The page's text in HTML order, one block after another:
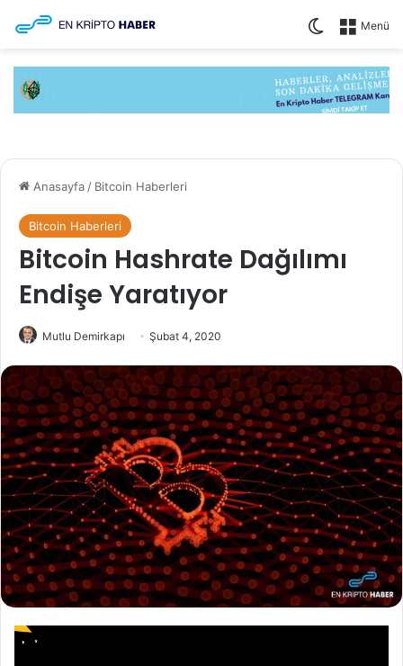
Menü
Dış
Anasayfa / Bitcoin Haberleri
Bitcoin Haberleri
Bitcoin Hashrate Dağılımı
Endişe Yaratıyor
Mutlu Demirkapı Şubat 4, 2020